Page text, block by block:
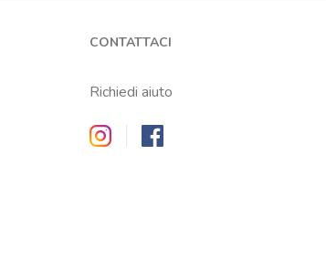
CONTATTACI
Richiedi aiuto
Zappyrent on Instagram
Zappyrent on Facebook